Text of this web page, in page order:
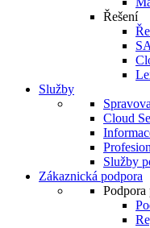
Řešení
Služby
Cloud
Služby
Zákaznická podpora